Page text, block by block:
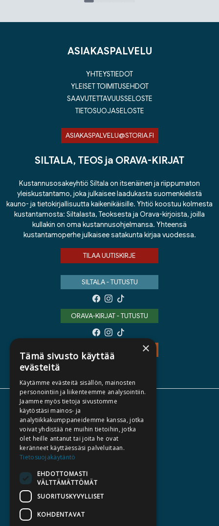
ASIAKASPALVELU
YHTEYSTIEDOT
YLEISET TOIMITUSEHDOT
SAAVUTETTAVUUSSELOSTE
TIETOSUOJASELOSTE
ASIAKASPALVELU@STORIA.FI
SILTALA, TEOS ja ORAVA-KIRJAT
Kustannusosakeyhtiö Siltala on itsenäinen ja riippumaton
yleiskustantamo, joka julkaisee laadukasta suomenkielistä
kauno- ja tietokirjallisuutta kaikenikäisille. Yhtiö koostuu kolmesta
kustantamosta: Siltalasta, Teoksesta ja Orava-kirjoista, joilla
kullakin on oma kustannusohjelmansa. Yhteensä
kustantamoperhe julkaisee satakunta kirjaa vuodessa.
TILAA UUTISKIRJE
SILTALA - TUTUSTU
ORAVA-KIRJAT - TUTUSTU
TIETOA MEISTÄ
TEKIJÄT
KATALOGIT
AJANKOHTAISTA
HALUATKO KIRJAILIJAKSI
LASKUTUSOSOITTEET
×
Tämä sivusto käyttää
evästeitä
Käytämme evästeitä sisällön, mainosten
personointiin ja liikenteemme analysointiin.
Jaamme myös tietoja sivustomme
käytöstäsi mainos- ja
analytiikkakumppaneidemme kanssa, jotka
voivat yhdistää ne muihin tietoihin, jotka
olet heille antanut tai joita he ovat
keränneet käyttäessäsi palveluitaan.
Tietosuojakäytäntö
EHDOTTOMASTI
VÄLTTÄMÄTTÖMÄT
SUORITUSKYVYLLISET
KOHDENTAVAT